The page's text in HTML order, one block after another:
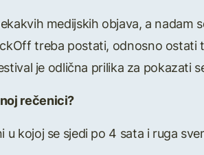
medijskih objava, a nadam
treba postati, odnosno ostati
je odlična prilika za pokazati
rečenici?
kojoj se sjedi po 4 sata i ruga